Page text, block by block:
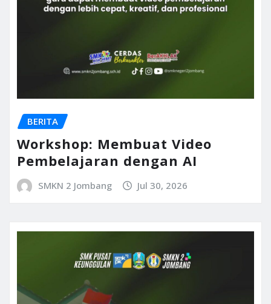
BERITA
Workshop: Membuat Video
Pembelajaran dengan AI
SMKN 2 Jombang Jul 30, 2026